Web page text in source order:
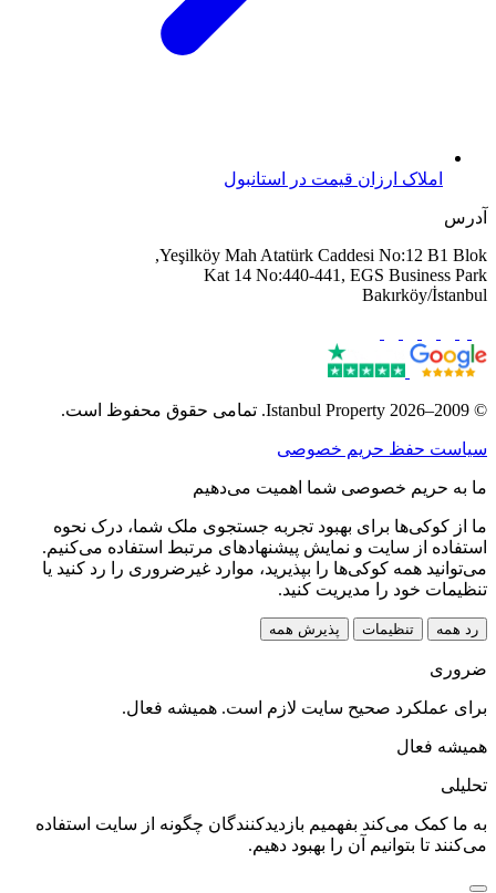
املاک ارزان قیمت در استانبول
آدرس
Yeşilköy Mah Atatürk Caddesi No:12 B1 Blok,
Kat 14 No:440-441, EGS Business Park
Bakırköy/İstanbul
© 2009–2026 Istanbul Property. تمامی حقوق محفوظ است.
سیاست حفظ حریم خصوصی
ما به حریم خصوصی شما اهمیت می‌دهیم
ما از کوکی‌ها برای بهبود تجربه جستجوی ملک شما، درک نحوه
استفاده از سایت و نمایش پیشنهادهای مرتبط استفاده می‌کنیم.
می‌توانید همه کوکی‌ها را بپذیرید، موارد غیرضروری را رد کنید یا
تنظیمات خود را مدیریت کنید.
رد همه تنظیمات پذیرش همه
ضروری
برای عملکرد صحیح سایت لازم است. همیشه فعال.
همیشه فعال
تحلیلی
به ما کمک می‌کند بفهمیم بازدیدکنندگان چگونه از سایت استفاده
می‌کنند تا بتوانیم آن را بهبود دهیم.